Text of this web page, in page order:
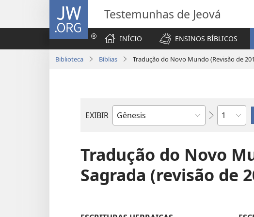
JW.ORG
Testemunhas de Jeová
INÍCIO ENSINOS BÍBLICOS
Biblioteca Bíblias Tradução do Novo Mundo (Revisão de
EXIBIR
Livro
Capítulo
Tradução do Novo
Sagrada (revisão de